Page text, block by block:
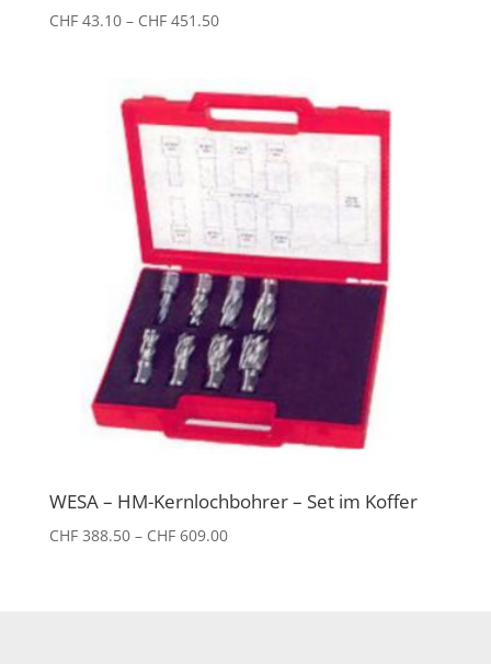
CHF43.10 – CHF451.50Preisspanne:
CHF 451.50
WESA – HM-Kernlochbohrer – Set im Koffer
CHF388.50 – CHF609.00Preisspanne: